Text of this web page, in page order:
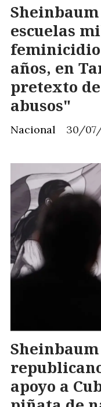
escuelas
feminicidio
años, en
pretexto
abusos"
Nacional 30/
apoyo a